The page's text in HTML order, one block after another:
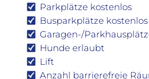
Parkplätze kostenlos
Busparkplätze kostenlos
Garagen-/
Hunde erlaubt
Lift
Anzahl barrierefreie